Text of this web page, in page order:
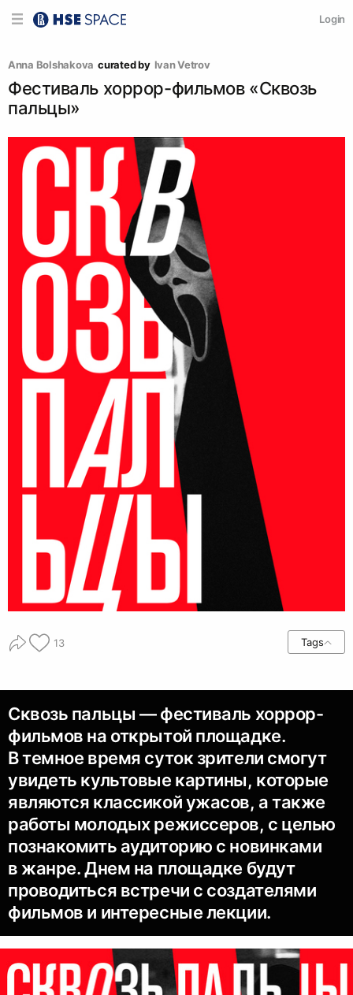
Login
Anna Bolshakova curated by Ivan Vetrov
Фестиваль хоррор-фильмов «Сквозь
пальцы»
13 Tags
Сквозь пальцы — фестиваль хоррор-
фильмов на открытой площадке.
В темное время суток зрители смогут
увидеть культовые картины, которые
являются классикой ужасов, а также
работы молодых режиссеров, с целью
познакомить аудиторию с новинками
в жанре. Днем на площадке будут
проводиться встречи с создателями
фильмов и интересные лекции.